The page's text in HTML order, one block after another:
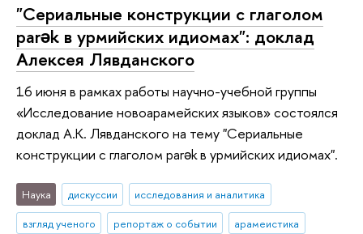
"Сериальные конструкции с глаголом
parək в урмийских идиомах": доклад
Алексея Лявданского
16 июня в рамках работы научно-учебной группы
«Исследование новоарамейских языков» состоялся
доклад А.К. Лявданского на тему "Сериальные
конструкции с глаголом parək в урмийских идиомах".
Наука дискуссии
исследования и аналитика
взгляд ученого
репортаж о событии
арамеистика